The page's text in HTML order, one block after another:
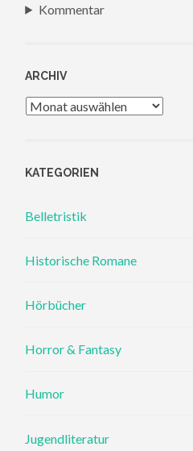
Kommentar
ARCHIV
Archiv
KATEGORIEN
Belletristik
Historische Romane
Hörbücher
Horror & Fantasy
Humor
Jugendliteratur